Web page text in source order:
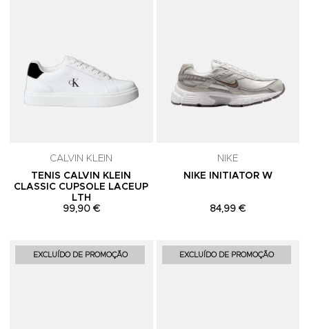
CALVIN KLEIN
TENIS CALVIN KLEIN
CLASSIC CUPSOLE LACEUP
LTH
99,90 €
NIKE
NIKE INITIATOR W
84,99 €
EXCLUÍDO DE PROMOÇÃO Adicionar aos Favoritos
EXCLUÍDO DE PROMOÇÃO